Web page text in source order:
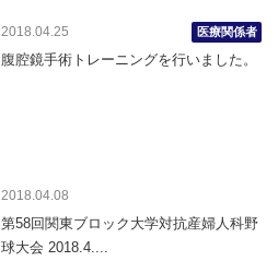
2018.04.25 医療関係者
腹腔鏡手術トレーニングを行いました。
2018.04.08
第58回関東ブロック大学対抗産婦人科野
球大会 2018.4....